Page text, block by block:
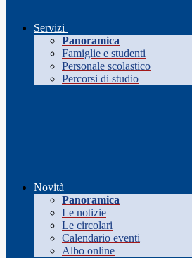
Servizi
Panoramica
Famiglie e studenti
Personale scolastico
Percorsi di studio
Novità
Panoramica
Le notizie
Le circolari
Calendario eventi
Albo online